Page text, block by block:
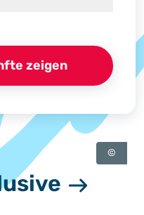
zeigen
©